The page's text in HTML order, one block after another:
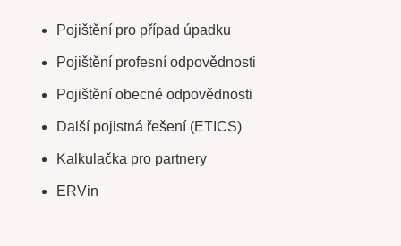
Pojištění pro případ úpadku
Pojištění profesní odpovědnosti
Pojištění obecné odpovědnosti
Další pojistná řešení (ETICS)
Kalkulačka pro partnery
ERVin